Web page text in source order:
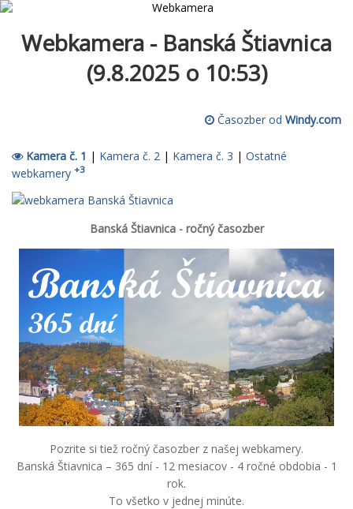
Webkamera - Banská Štiavnica
(9.8.2025 o 10:53)
Časozber od Windy.com
Kamera č. 1 | Kamera č. 2 | Kamera č. 3 | Ostatné
webkamery +3
Banská Štiavnica - ročný časozber
Pozrite si tiež ročný časozber z našej webkamery.
Banská Štiavnica – 365 dní - 12 mesiacov - 4 ročné obdobia - 1
rok.
To všetko v jednej minúte.